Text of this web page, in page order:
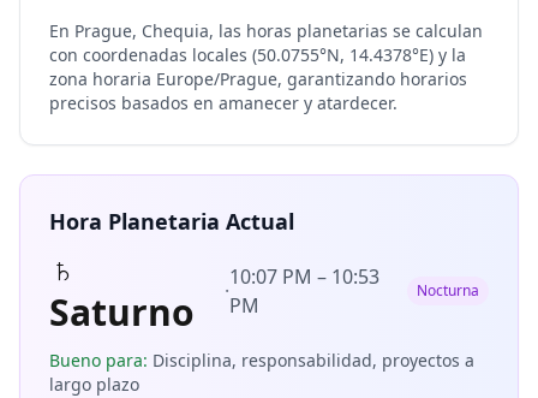
En Prague, Chequia, las horas planetarias se calculan
con coordenadas locales (50.0755°N, 14.4378°E) y la
zona horaria Europe/Prague, garantizando horarios
precisos basados en amanecer y atardecer.
Hora Planetaria Actual
♄
Saturno
·
10:07 PM – 10:53
PM
Nocturna
Bueno para: Disciplina, responsabilidad, proyectos a
largo plazo